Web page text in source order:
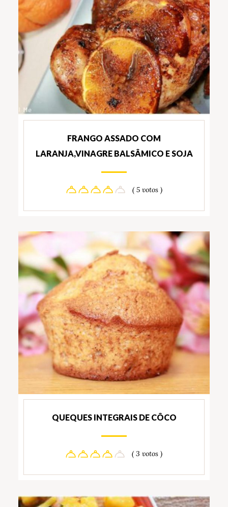
FRANGO ASSADO COM
LARANJA,VINAGRE BALSÂMICO E SOJA
( 5 votos )
QUEQUES INTEGRAIS DE CÔCO
( 3 votos )